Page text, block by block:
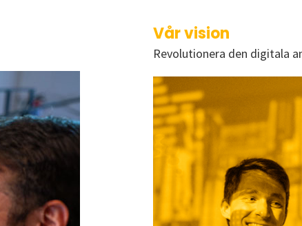
Vår vision
Revolutionera den digitala